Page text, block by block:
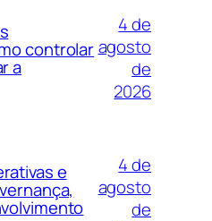
controlar
a
4 de
agosto
de
2026
e
4 de
agosto
de